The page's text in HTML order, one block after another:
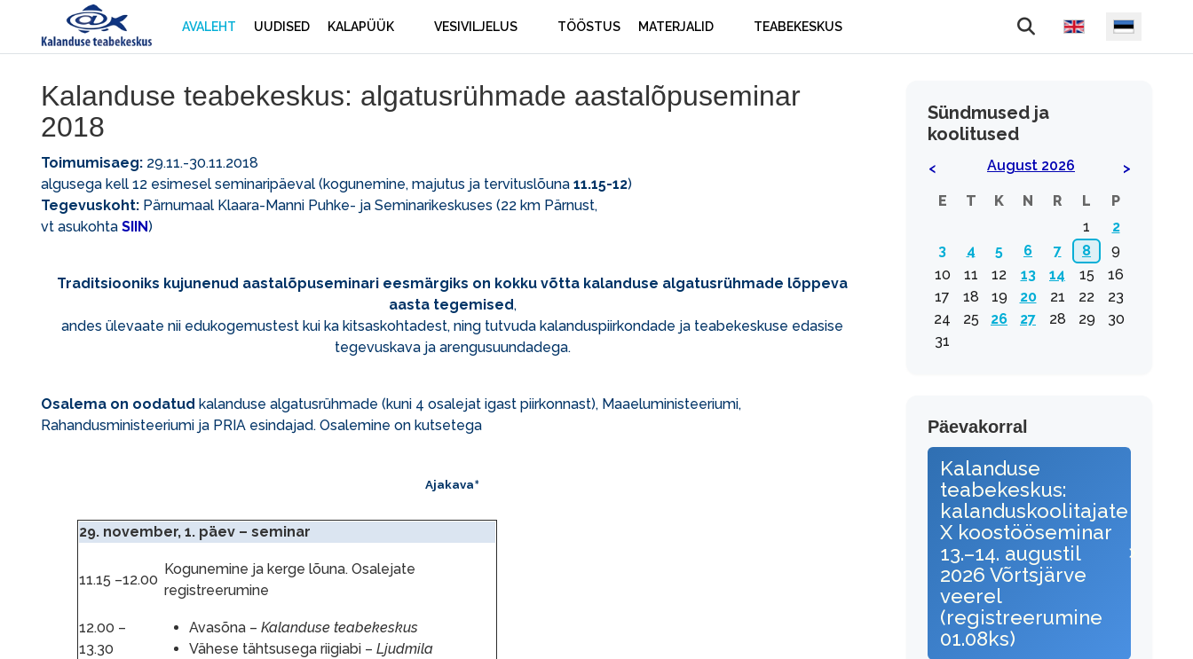
AVALEHT UUDISED KALAPÜÜK VESIVILJELUS TÖÖSTUS MATERJALID TEABEKESKUS Vali keel
Kalanduse teabekeskus: algatusrühmade aastalõpuseminar
2018
Toimumisaeg: 29.11.-30.11.2018
algusega kell 12 esimesel seminaripäeval (kogunemine, majutus ja tervituslõuna 11.15-12)
Tegevuskoht: Pärnumaal Klaara-Manni Puhke- ja Seminarikeskuses (22 km Pärnust,
vt asukohta SIIN )
Traditsiooniks kujunenud aastalõpuseminari eesmärgiks on kokku võtta kalanduse algatusrühmade lõppeva
aasta tegemised,
andes ülevaate nii edukogemustest kui ka kitsaskohtadest, ning tutvuda kalanduspiirkondade ja teabekeskuse edasise
tegevuskava ja arengusuundadega.
Osalema on oodatud kalanduse algatusrühmade (kuni 4 osalejat igast piirkonnast), Maaeluministeeriumi,
Rahandusministeeriumi ja PRIA esindajad. Osalemine on kutsetega
Ajakava*
29. november, 1. päev – seminar
11.15 –12.00
Kogunemine ja kerge lõuna. Osalejate
registreerumine
12.00 –
13.30
Avasõna – Kalanduse teabekeskus
Vähese tähtsusega riigiabi – Ljudmila
Sündmused ja
koolitused
< August 2026
>
E
T K N R L
P
1
2
3
4 5 6 7 8
9
10
11 12 13 14 15
16
17
18 19 20 21 22
23
24
25 26 27 28 29
30
31
Päevakorral
Kalanduse
teabekeskus:
kalanduskoolitajate
X koostööseminar
13.–14. augustil
2026 Võrtsjärve
veerel
(registreerumine
01.08ks)